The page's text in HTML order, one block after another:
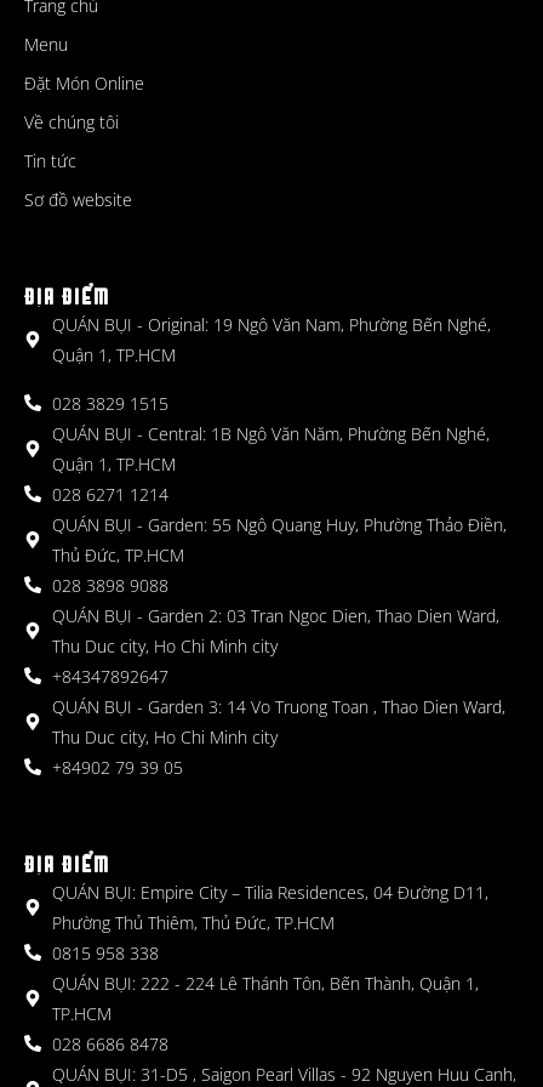
Trang chủ
Menu
Đặt Món Online
Về chúng tôi
Tin tức
Sơ đồ website
ĐỊA ĐIỂM
QUÁN BỤI - Original: 19 Ngô Văn Nam, Phường Bến Nghé,
Quận 1, TP.HCM
028 3829 1515
QUÁN BỤI - Central: 1B Ngô Văn Năm, Phường Bến Nghé,
Quận 1, TP.HCM
028 6271 1214
QUÁN BỤI - Garden: 55 Ngô Quang Huy, Phường Thảo Điền,
Thủ Đức, TP.HCM
028 3898 9088
QUÁN BỤI - Garden 2: 03 Tran Ngoc Dien, Thao Dien Ward,
Thu Duc city, Ho Chi Minh city
+84347892647
QUÁN BỤI - Garden 3: 14 Vo Truong Toan , Thao Dien Ward,
Thu Duc city, Ho Chi Minh city
+84902 79 39 05
ĐỊA ĐIỂM
QUÁN BỤI: Empire City – Tilia Residences, 04 Đường D11,
Phường Thủ Thiêm, Thủ Đức, TP.HCM
0815 958 338
QUÁN BỤI: 222 - 224 Lê Thánh Tôn, Bến Thành, Quận 1,
TP.HCM
028 6686 8478
QUÁN BỤI: 31-D5 , Saigon Pearl Villas - 92 Nguyen Huu Canh,